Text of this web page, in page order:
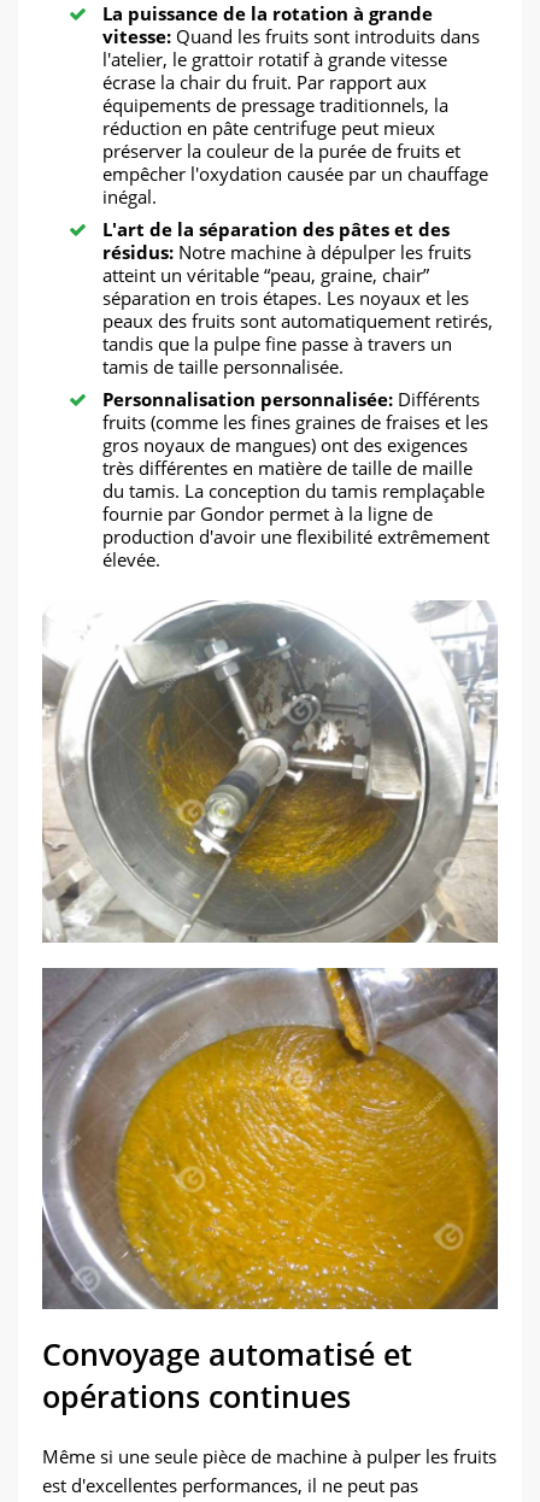
La puissance de la rotation à grande
vitesse: Quand les fruits sont introduits dans
l'atelier, le grattoir rotatif à grande vitesse
écrase la chair du fruit. Par rapport aux
équipements de pressage traditionnels, la
réduction en pâte centrifuge peut mieux
préserver la couleur de la purée de fruits et
empêcher l'oxydation causée par un chauffage
inégal.
L'art de la séparation des pâtes et des
résidus: Notre machine à dépulper les fruits
atteint un véritable “peau, graine, chair”
séparation en trois étapes. Les noyaux et les
peaux des fruits sont automatiquement retirés,
tandis que la pulpe fine passe à travers un
tamis de taille personnalisée.
Personnalisation personnalisée: Différents
fruits (comme les fines graines de fraises et les
gros noyaux de mangues) ont des exigences
très différentes en matière de taille de maille
du tamis. La conception du tamis remplaçable
fournie par Gondor permet à la ligne de
production d'avoir une flexibilité extrêmement
élevée.
Convoyage automatisé et
opérations continues
Même si une seule pièce de machine à pulper les fruits
est d'excellentes performances, il ne peut pas